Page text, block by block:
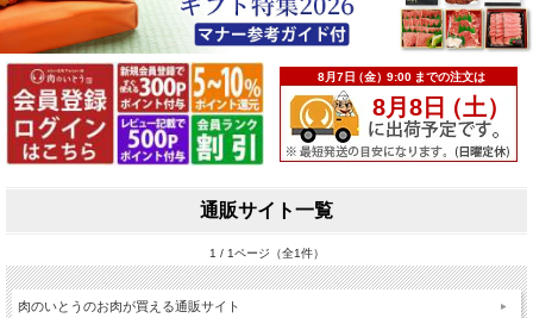
通販サイト一覧
1 / 1ページ（全1件）
肉のいとうのお肉が買える通販サイト